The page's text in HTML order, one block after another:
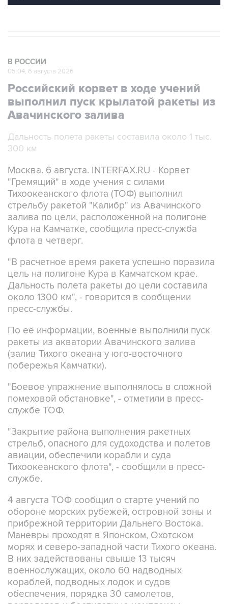
Российский корвет в ходе учений
выполнил пуск крылатой ракеты из
Авачинского залива
Дальность полета ракеты составила около 1 тыс.
Москва. 6 августа. INTERFAX.RU - Корвет
Тихоокеанского флота (ТОФ) выполнил
стрельбу ракетой "Калибр" из Авачинского
залива по цели, расположенной на полигоне
Кура на Камчатке, сообщила пресс-служба
флота в четверг.
"В расчетное время ракета успешно поразила
Дальность полета ракеты до цели составила
около 1300 км", - говорится в сообщении
пресс-службы.
По её информации, военные выполнили пуск
(залив Тихого океана у юго-восточного
побережья Камчатки).
"Боевое упражнение выполнялось в сложной
службе ТОФ.
"Закрытие района выполнения ракетных
авиации, обеспечили корабли и суда
Тихоокеанского флота", - сообщили в пресс-
службе.
4 августа ТОФ сообщил о старте учений по
прибрежной территории Дальнего Востока.
Маневры проходят в Японском, Охотском
морях и северо-западной части Тихого океана.
В них задействованы свыше 13 тысяч
военнослужащих, около 60 надводных
кораблей, подводных лодок и судов
обеспечения, порядка 30 самолетов,
вертолетов и беспилотные комплексы.